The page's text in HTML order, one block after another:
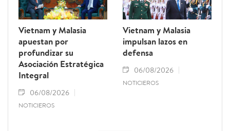
Vietnam y Malasia
apuestan por
profundizar su
Asociación Estratégica
Integral
06/08/2026
NOTICIEROS
Vietnam y Malasia
impulsan lazos en
defensa
06/08/2026
NOTICIEROS